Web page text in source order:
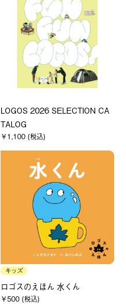
LOGOS 2026 SELECTION CA
TALOG
￥1,100 (税込)
キッズ
ロゴスのえほん 水くん
￥500 (税込)